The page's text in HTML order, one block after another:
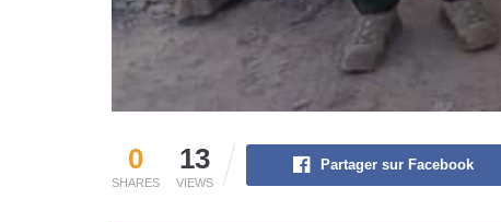
0
SHARES
13
VIEWS
Partager sur Facebook